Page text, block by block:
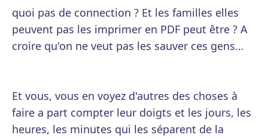
quoi pas de connection ? Et les familles elles
peuvent pas les imprimer en PDF peut être ? A
croire qu'on ne veut pas les sauver ces gens…
Et vous, vous en voyez d'autres des choses à
faire a part compter leur doigts et les jours, les
heures, les minutes qui les séparent de la